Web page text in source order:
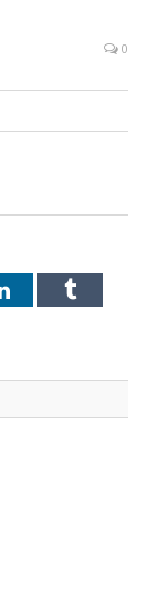
0
LinkedInTumblr